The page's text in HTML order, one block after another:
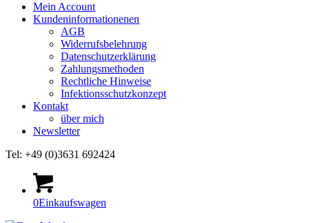
Mein Account
Kundeninformationenen
AGB
Widerrufsbelehrung
Datenschutzerklärung
Zahlungsmethoden
Rechtliche Hinweise
Infektionsschutzkonzept
Kontakt
über mich
Newsletter
Tel: +49 (0)3631 692424
0Einkaufswagen